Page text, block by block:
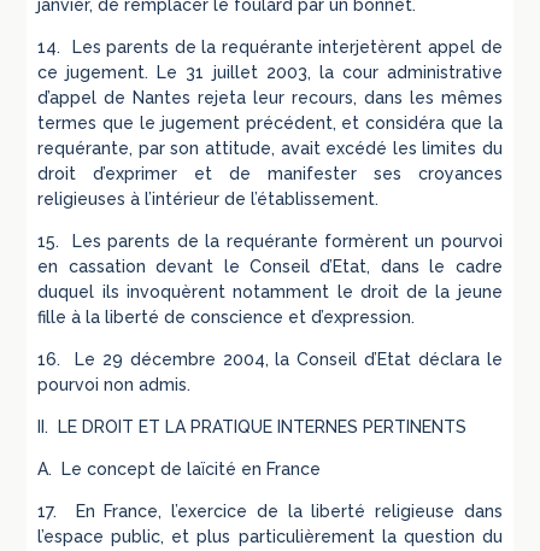
janvier, de remplacer le foulard par un bonnet.
14. Les parents de la requérante interjetèrent appel de
ce jugement. Le 31 juillet 2003, la cour administrative
d’appel de Nantes rejeta leur recours, dans les mêmes
termes que le jugement précédent, et considéra que la
requérante, par son attitude, avait excédé les limites du
droit d’exprimer et de manifester ses croyances
religieuses à l’intérieur de l’établissement.
15. Les parents de la requérante formèrent un pourvoi
en cassation devant le Conseil d’Etat, dans le cadre
duquel ils invoquèrent notamment le droit de la jeune
fille à la liberté de conscience et d’expression.
16. Le 29 décembre 2004, la Conseil d’Etat déclara le
pourvoi non admis.
II. LE DROIT ET LA PRATIQUE INTERNES PERTINENTS
A. Le concept de laïcité en France
17. En France, l’exercice de la liberté religieuse dans
l’espace public, et plus particulièrement la question du